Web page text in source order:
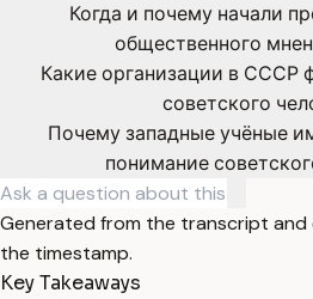
Когда и почему начали
общественного
Какие организации в СССР
советского
Почему западные учёные
понимание
Generated from the transcript
the timestamp.
Key Takeaways